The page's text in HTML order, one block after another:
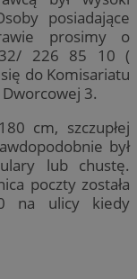
posiadające
prosimy o
226 85 10 (
do Komisariatu
3.
cm, szczupłej
był
lub chustę.
poczty została
na ulicy kiedy